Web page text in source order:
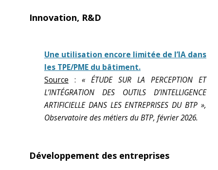
Innovation, R&D
Une utilisation encore limitée de l’IA dans
les TPE/PME du bâtiment.
Source : « ÉTUDE SUR LA PERCEPTION ET
L’INTÉGRATION DES OUTILS D’INTELLIGENCE
ARTIFICIELLE DANS LES ENTREPRISES DU BTP »,
Observatoire des métiers du BTP, février 2026.
Développement des entreprises